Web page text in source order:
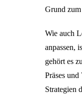
Grund
Wie auch
anpassen,
gehört es
Präses
Strategien